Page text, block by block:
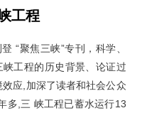
工程
聚焦三峡”专刊，科学、
工程的历史背景、论证过
应,加深了读者和社会公众
多,三 峡工程已蓄水运行13